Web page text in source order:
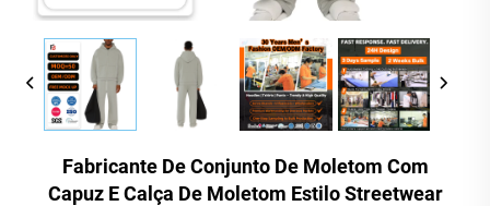
Fabricante De Conjunto De Moletom Com
Capuz E Calça De Moletom Estilo Streetwear